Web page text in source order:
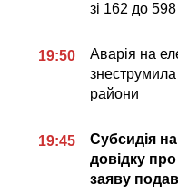
зі 162 до
19:50
Аварія на
райони
19:45
Субсидія
довідку
заяву